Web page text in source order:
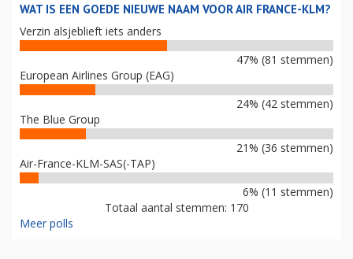
WAT IS EEN GOEDE NIEUWE NAAM VOOR AIR FRANCE-KLM?
Verzin alsjeblieft iets anders
47% (81 stemmen)
European Airlines Group (EAG)
24% (42 stemmen)
The Blue Group
21% (36 stemmen)
Air-France-KLM-SAS(-TAP)
6% (11 stemmen)
Totaal aantal stemmen: 170
Meer polls